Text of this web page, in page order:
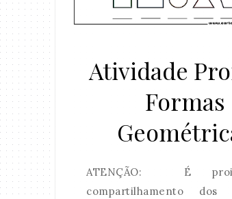
Atividade
Formas
ATENÇÃO: É
compartilhamento